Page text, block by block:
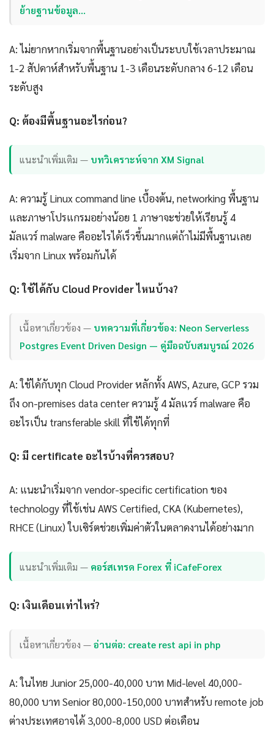
ย้ายฐานข้อมูล…
A: ไม่ยากหากเริ่มจากพื้นฐานอย่างเป็นระบบใช้เวลาประมาณ
1-2 สัปดาห์สำหรับพื้นฐาน 1-3 เดือนระดับกลาง 6-12 เดือน
ระดับสูง
Q: ต้องมีพื้นฐานอะไรก่อน?
แนะนำเพิ่มเติม — บทวิเคราะห์จาก XM Signal
A: ความรู้ Linux command line เบื้องต้น, networking พื้นฐาน
และภาษาโปรแกรมอย่างน้อย 1 ภาษาจะช่วยให้เรียนรู้ 4
มัลแวร์ malware คืออะไรได้เร็วขึ้นมากแต่ถ้าไม่มีพื้นฐานเลย
เริ่มจาก Linux พร้อมกันได้
Q: ใช้ได้กับ Cloud Provider ไหนบ้าง?
เนื้อหาเกี่ยวข้อง — บทความที่เกี่ยวข้อง: Neon Serverless
Postgres Event Driven Design — คู่มือฉบับสมบูรณ์ 2026
A: ใช้ได้กับทุก Cloud Provider หลักทั้ง AWS, Azure, GCP รวม
ถึง on-premises data center ความรู้ 4 มัลแวร์ malware คือ
อะไรเป็น transferable skill ที่ใช้ได้ทุกที่
Q: มี certificate อะไรบ้างที่ควรสอบ?
A: แนะนำเริ่มจาก vendor-specific certification ของ
technology ที่ใช้เช่น AWS Certified, CKA (Kubernetes),
RHCE (Linux) ใบเซิร์ตช่วยเพิ่มค่าตัวในตลาดงานได้อย่างมาก
แนะนำเพิ่มเติม — คอร์สเทรด Forex ที่ iCafeForex
Q: เงินเดือนเท่าไหร่?
เนื้อหาเกี่ยวข้อง —อ่านต่อ: create rest api in php
A: ในไทย Junior 25,000-40,000 บาท Mid-level 40,000-
80,000 บาท Senior 80,000-150,000 บาทสำหรับ remote job
ต่างประเทศอาจได้ 3,000-8,000 USD ต่อเดือน